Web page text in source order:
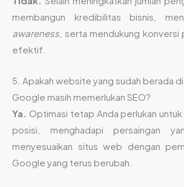
membangun kredibilitas bisnis,
awareness , serta mendukung
efektif.
5. Apakah website yang sudah berada
Google masih memerlukan SEO?
Ya. Optimasi tetap Anda perlukan
posisi, menghadapi persaingan
menyesuaikan situs web dengan
Google yang terus berubah.